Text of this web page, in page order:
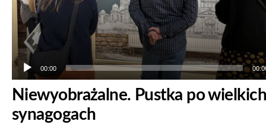
00:00
Niewyobrażalne. Pustka po wielkich
synagogach